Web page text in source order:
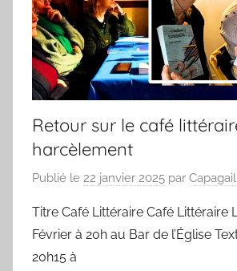
Retour sur le café
harcèlement
Publié le 22 janvier 2025 par
Titre Café Littéraire Café Littéraire
Février à 20h au Bar de l’Église
20h15 à